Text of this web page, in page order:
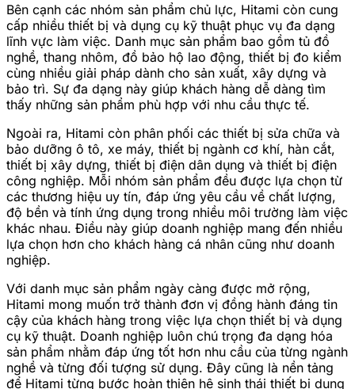
Bên cạnh các nhóm sản phẩm chủ lực, Hitami còn cung
cấp nhiều thiết bị và dụng cụ kỹ thuật phục vụ đa dạng
lĩnh vực làm việc. Danh mục sản phẩm bao gồm tủ đồ
nghề, thang nhôm, đồ bảo hộ lao động, thiết bị đo kiểm
cùng nhiều giải pháp dành cho sản xuất, xây dựng và
bảo trì. Sự đa dạng này giúp khách hàng dễ dàng tìm
thấy những sản phẩm phù hợp với nhu cầu thực tế.
Ngoài ra, Hitami còn phân phối các thiết bị sửa chữa và
bảo dưỡng ô tô, xe máy, thiết bị ngành cơ khí, hàn cắt,
thiết bị xây dựng, thiết bị điện dân dụng và thiết bị điện
công nghiệp. Mỗi nhóm sản phẩm đều được lựa chọn từ
các thương hiệu uy tín, đáp ứng yêu cầu về chất lượng,
độ bền và tính ứng dụng trong nhiều môi trường làm việc
khác nhau. Điều này giúp doanh nghiệp mang đến nhiều
lựa chọn hơn cho khách hàng cá nhân cũng như doanh
nghiệp.
Với danh mục sản phẩm ngày càng được mở rộng,
Hitami mong muốn trở thành đơn vị đồng hành đáng tin
cậy của khách hàng trong việc lựa chọn thiết bị và dụng
cụ kỹ thuật. Doanh nghiệp luôn chú trọng đa dạng hóa
sản phẩm nhằm đáp ứng tốt hơn nhu cầu của từng ngành
nghề và từng đối tượng sử dụng. Đây cũng là nền tảng
để Hitami từng bước hoàn thiện hệ sinh thái thiết bị dụng